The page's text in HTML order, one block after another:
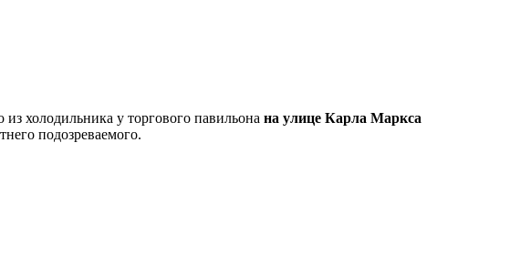
холодильника у торгового павильона на улице Карла Маркса
подозреваемого.